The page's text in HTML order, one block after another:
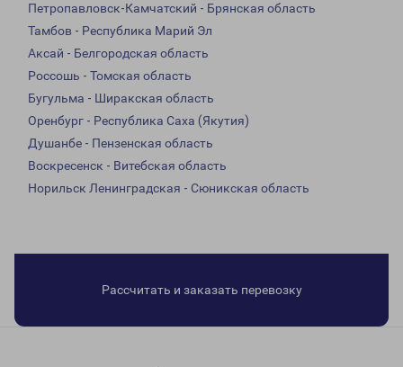
Петропавловск-Камчатский - Брянская область
Тамбов - Республика Марий Эл
Аксай - Белгородская область
Россошь - Томская область
Бугульма - Ширакская область
Оренбург - Республика Саха (Якутия)
Душанбе - Пензенская область
Воскресенск - Витебская область
Норильск Ленинградская - Сюникская область
Рассчитать и заказать перевозку